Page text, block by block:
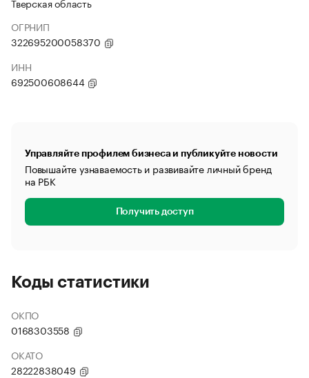
ОГРНИП
322695200058370
ИНН
692500608644
Управляйте профилем бизнеса и публикуйте новости
Повышайте узнаваемость и развивайте личный бренд
на РБК
Получить доступ
Коды статистики
ОКПО
0168303558
ОКАТО
28222838049